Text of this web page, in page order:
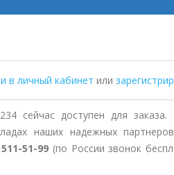
в личный кабинет или
сейчас доступен для
наших надежных
51-99 (по России звонок